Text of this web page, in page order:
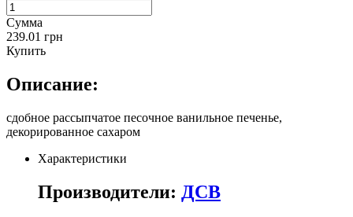
Сумма
239.01 грн
Купить
Описание:
сдобное рассыпчатое песочное ванильное печенье,
декорированное сахаром
Характеристики
Производители: ДСВ